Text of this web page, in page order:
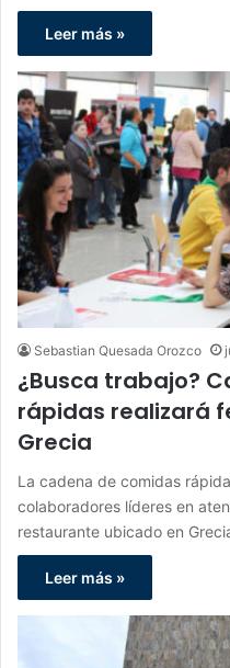
Leer más »
Sebastian Quesada Orozco
¿Busca trabajo?
rápidas realizará
Grecia
La cadena de comidas
colaboradores líderes en
restaurante ubicado en
Leer más »